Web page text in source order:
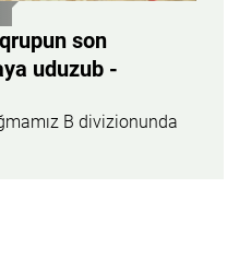
son
uduzub -
B divizionunda